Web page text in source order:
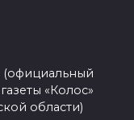
(официальный
«Колос»
области)